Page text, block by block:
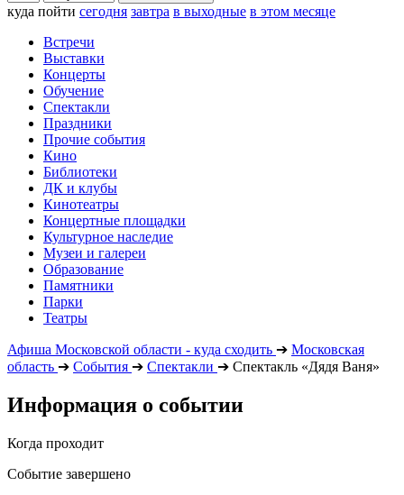
куда пойти сегодня завтра в выходные в этом месяце
Встречи
Выставки
Концерты
Обучение
Спектакли
Праздники
Прочие события
Кино
Библиотеки
ДК и клубы
Кинотеатры
Концертные площадки
Культурное наследие
Музеи и галереи
Образование
Памятники
Парки
Театры
Афиша Московской области - куда сходить ➔ Московская
область ➔ События ➔ Спектакли ➔ Спектакль «Дядя Ваня»
Информация о событии
Когда проходит
Событие завершено